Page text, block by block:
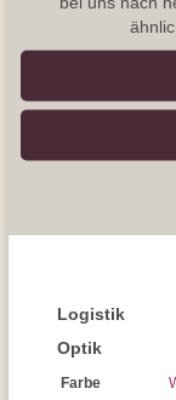
Logistik
Optik
Farbe